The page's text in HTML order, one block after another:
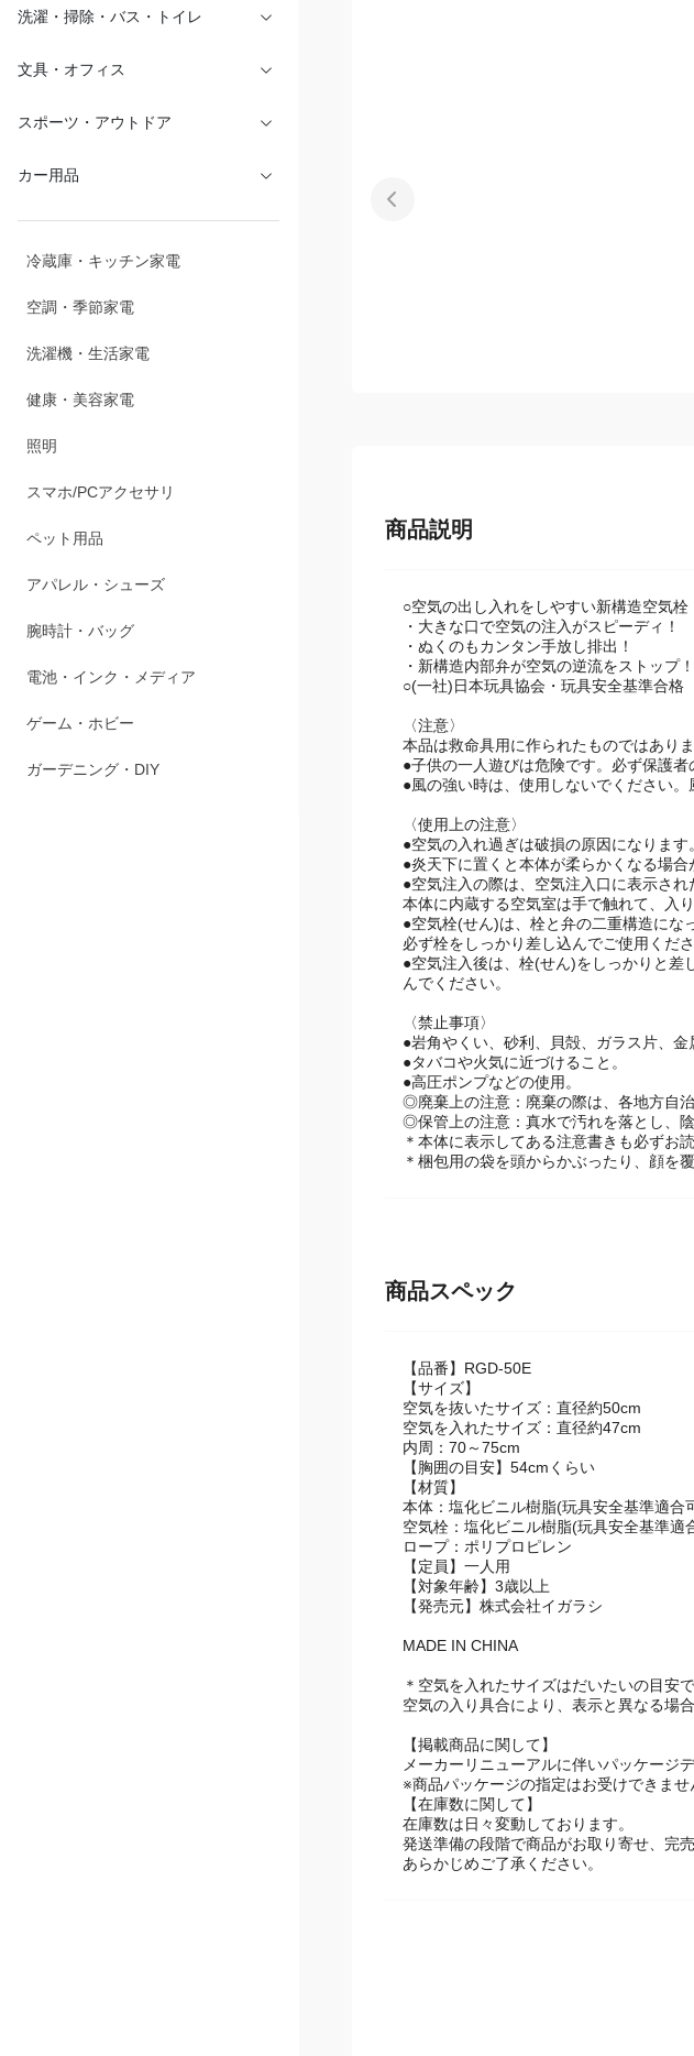
洗濯・掃除・バス・トイレ
文具・オフィス
スポーツ・アウトドア
カー用品
冷蔵庫・キッチン家電
空調・季節家電
洗濯機・生活家電
健康・美容家電
照明
スマホ/PCアクセサリ
ペット用品
アパレル・シューズ
腕時計・バッグ
電池・インク・メディア
ゲーム・ホビー
ガーデニング・DIY
商品説明
○空気の出し入れをしやすい新構造空気栓
・大きな口で空気の注入がスピーディ！
・ぬくのもカンタン手放し排出！
・新構造内部弁が空気の逆流をストップ！
○(一社)日本玩具協会・玩具安全基準合格
〈注意〉
本品は救命具用に作られたものではあり
●子供の一人遊びは危険です。必ず保護者
●風の強い時は、使用しないでください。
〈使用上の注意〉
●空気の入れ過ぎは破損の原因になりま
●炎天下に置くと本体が柔らかくなる場
●空気注入の際は、空気注入口に表示され
本体に内蔵する空気室は手で触れて、入
●空気栓(せん)は、栓と弁の二重構造にな
必ず栓をしっかり差し込んでご使用くださ
●空気注入後は、栓(せん)をしっかりと差
んでください。
〈禁止事項〉
●岩角やくい、砂利、貝殻、ガラス片、
●タバコや火気に近づけること。
●高圧ポンプなどの使用。
◎廃棄上の注意：廃棄の際は、各地方自
◎保管上の注意：真水で汚れを落とし、
＊本体に表示してある注意書きも必ずお読
＊梱包用の袋を頭からかぶったり、顔を
商品スペック
【品番】RGD-50E
【サイズ】
空気を抜いたサイズ：直径約50cm
空気を入れたサイズ：直径約47cm
内周：70～75cm
【胸囲の目安】54cmくらい
【材質】
本体：塩化ビニル樹脂(玩具安全基準適合
空気栓：塩化ビニル樹脂(玩具安全基準適
ロープ：ポリプロピレン
【定員】一人用
【対象年齢】3歳以上
【発売元】株式会社イガラシ
MADE IN CHINA
＊空気を入れたサイズはだいたいの目安で
空気の入り具合により、表示と異なる場
【掲載商品に関して】
メーカーリニューアルに伴いパッケージ
※商品パッケージの指定はお受けできませ
【在庫数に関して】
在庫数は日々変動しております。
発送準備の段階で商品がお取り寄せ、完
あらかじめご了承ください。